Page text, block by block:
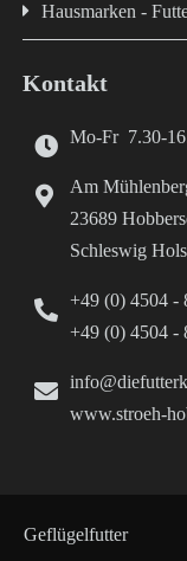
Hausmarken -
Kontakt
Mo-Fr 7.30-
Am
23689
Schleswig
+49 (0) 4504 -
+49 (0) 4504 -
www.stroeh-
Geflügelfutter